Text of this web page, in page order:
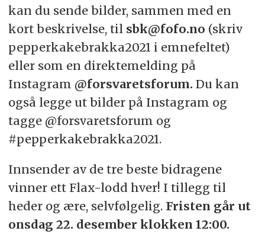
kan du sende bilder, sammen med en
kort beskrivelse, til sbk@fofo.no (skriv
pepperkakebrakka2021 i emnefeltet)
eller som en direktemelding på
Instagram @forsvaretsforum. Du kan
også legge ut bilder på Instagram og
tagge @forsvaretsforum og
#pepperkakebrakka2021.
Innsender av de tre beste bidragene
vinner ett Flax-lodd hver! I tillegg til
heder og ære, selvfølgelig. Fristen går ut
onsdag 22. desember klokken 12:00.